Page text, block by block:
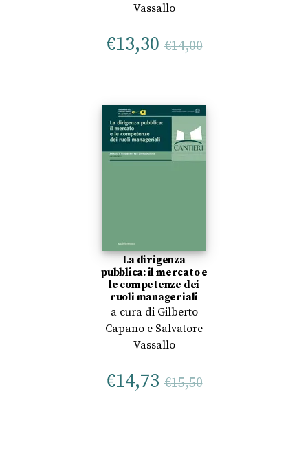
Vassallo
€13,30 €14,00
La dirigenza
pubblica: il mercato e
le competenze dei
ruoli manageriali
a cura di Gilberto
Capano e Salvatore
Vassallo
€14,73 €15,50